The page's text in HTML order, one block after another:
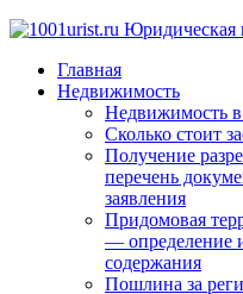
Главная
Недвижимость
Недвижимость
Сколько стоит
Получение
перечень
заявления
Придомовая
— определение
содержания
Пошлина за